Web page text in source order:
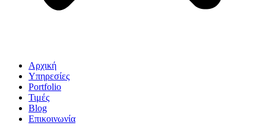
Αρχική
Υπηρεσίες
Portfolio
Τιμές
Blog
Επικοινωνία